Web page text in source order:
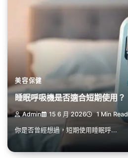
美容保健
睡眠呼吸機是否適合短期使用？
Admin 15 6 月 2026 1 Min Read
你是否曾經想過，短期使用睡眠呼...